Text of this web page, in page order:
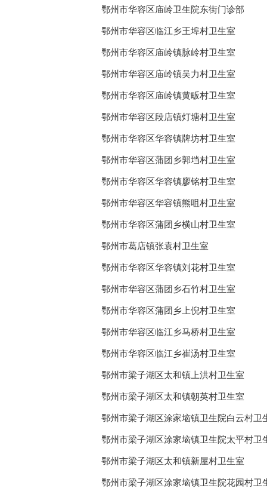
鄂州市华容区庙岭卫生院东街门诊部
鄂州市华容区临江乡王埠村卫生室
鄂州市华容区庙岭镇脉岭村卫生室
鄂州市华容区庙岭镇吴力村卫生室
鄂州市华容区庙岭镇黄畈村卫生室
鄂州市华容区段店镇灯塘村卫生室
鄂州市华容区华容镇牌坊村卫生室
鄂州市华容区蒲团乡郭垱村卫生室
鄂州市华容区华容镇廖铭村卫生室
鄂州市华容区华容镇熊咀村卫生室
鄂州市华容区蒲团乡横山村卫生室
鄂州市葛店镇张袁村卫生室
鄂州市华容区华容镇刘花村卫生室
鄂州市华容区蒲团乡石竹村卫生室
鄂州市华容区蒲团乡上倪村卫生室
鄂州市华容区临江乡马桥村卫生室
鄂州市华容区临江乡崔汤村卫生室
鄂州市梁子湖区太和镇上洪村卫生室
鄂州市梁子湖区太和镇朝英村卫生室
鄂州市梁子湖区涂家垴镇卫生院白云村卫
鄂州市梁子湖区涂家垴镇卫生院太平村卫
鄂州市梁子湖区太和镇新屋村卫生室
鄂州市梁子湖区涂家垴镇卫生院花园村卫